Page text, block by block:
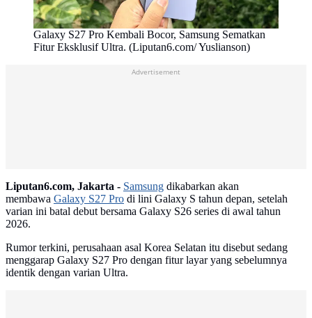
Galaxy S27 Pro Kembali Bocor, Samsung Sematkan
Fitur Eksklusif Ultra. (Liputan6.com/ Yuslianson)
Advertisement
Liputan6.com, Jakarta - Samsung dikabarkan akan
membawa Galaxy S27 Pro di lini Galaxy S tahun depan, setelah
varian ini batal debut bersama Galaxy S26 series di awal tahun
2026.
Rumor terkini, perusahaan asal Korea Selatan itu disebut sedang
menggarap Galaxy S27 Pro dengan fitur layar yang sebelumnya
identik dengan varian Ultra.